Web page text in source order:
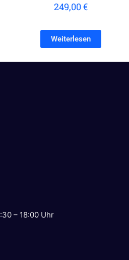
249,00€
Weiterlesen
– 18:00 Uhr